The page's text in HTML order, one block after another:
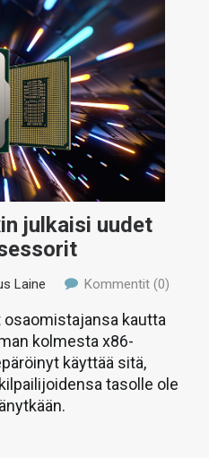
julkaisi uudet
Laine Kommentit (0)
kautta
kolmesta x86-
käyttää sitä,
tasolle ole